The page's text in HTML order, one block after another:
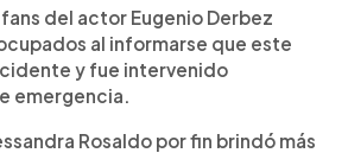
artículodel actor Eugenio Derbez
al informarse que este
y fue intervenido
emergencia.
Rosaldo por fin brindó más